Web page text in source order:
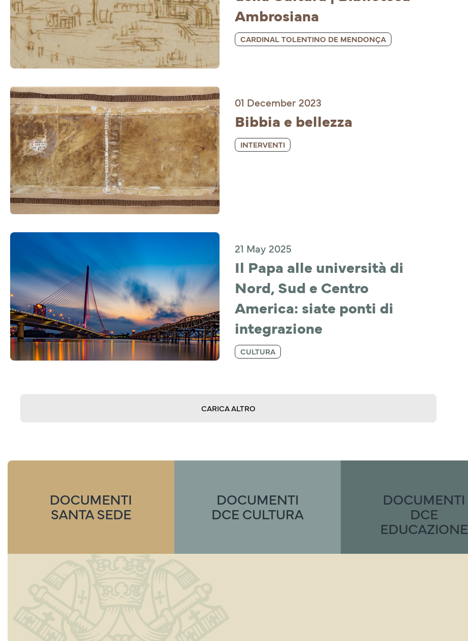
Ambrosiana
CARDINAL TOLENTINO DE MENDONÇA
01 December 2023
Bibbia e bellezza
INTERVENTI
21 May 2025
Il Papa alle università di
Nord, Sud e Centro
America: siate ponti di
integrazione
CULTURA
CARICA ALTRO
DOCUMENTI
SANTA SEDE
DOCUMENTI
DCE CULTURA
DOCUMENTI
DCE
EDUCAZIONE